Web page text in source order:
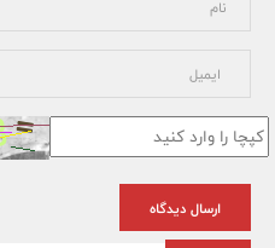
ارسال دیدگاه